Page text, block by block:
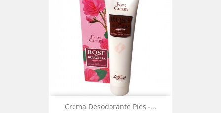
Crema Desodorante Pies -...